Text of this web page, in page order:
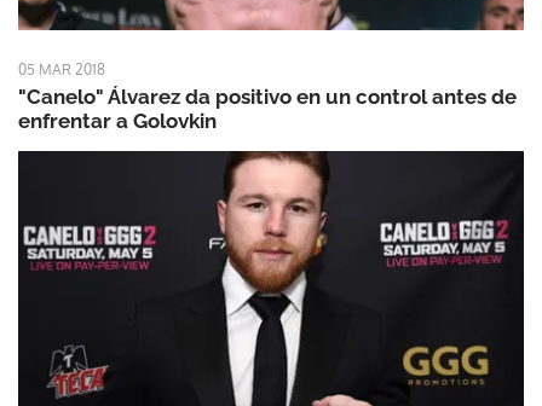
05 MAR 2018
"Canelo" Álvarez da positivo en un control antes de
enfrentar a Golovkin